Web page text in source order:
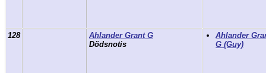
128
Ahlander Grant G
Dödsnotis
Ahlander
G (Guy)